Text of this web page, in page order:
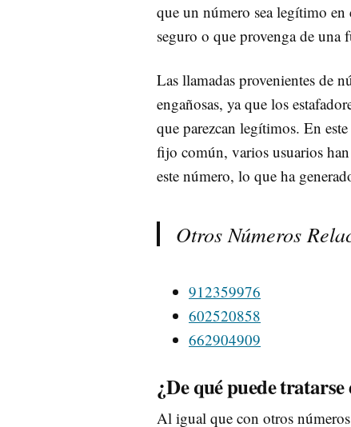
que un número sea legítimo
seguro o que provenga de una
Las llamadas provenientes de
engañosas, ya que los
que parezcan legítimos. En
fijo común, varios usuarios han
este número, lo que ha
Otros Números
912359976
602520858
662904909
¿De qué puede tratarse
Al igual que con otros